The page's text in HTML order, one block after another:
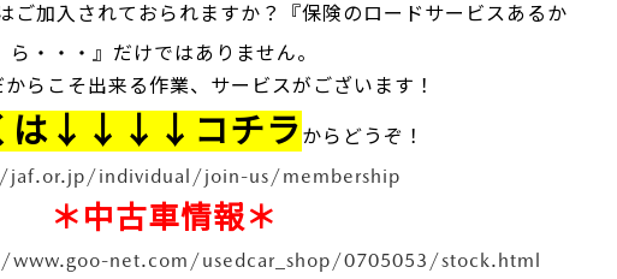
ご加入されておられますか？『保険のロードサービスあるか
ら・・・』だけではありません。
こそ出来る作業、サービスがございます！
は↓↓↓↓コチラ からどうぞ！
individual/join-us/membership
＊中古車情報＊
net.com/usedcar_shop/0705053/stock.html